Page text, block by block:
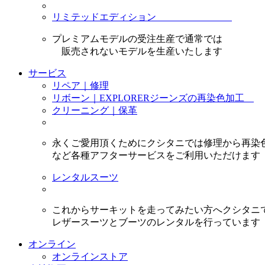
リミテッドエディション
プレミアムモデルの受注生産で通常では
販売されないモデルを生産いたします
サービス
リペア｜修理
リボーン｜EXPLORERジーンズの再染色加工
クリーニング｜保革
永くご愛用頂くためにクシタニでは修理から再染
など各種アフターサービスをご利用いただけます
レンタルスーツ
これからサーキットを走ってみたい方へクシタニ
レザースーツとブーツのレンタルを行っています
オンライン
オンラインストア